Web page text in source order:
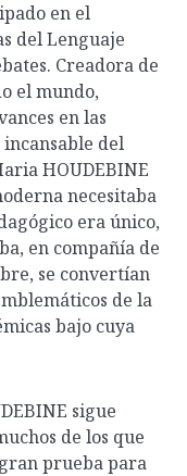
en el
del Lenguaje
Creadora de
el mundo,
en las
del
HOUDEBINE
necesitaba
era único,
en compañía de
se convertían
de la
bajo cuya
sigue
de los que
prueba para